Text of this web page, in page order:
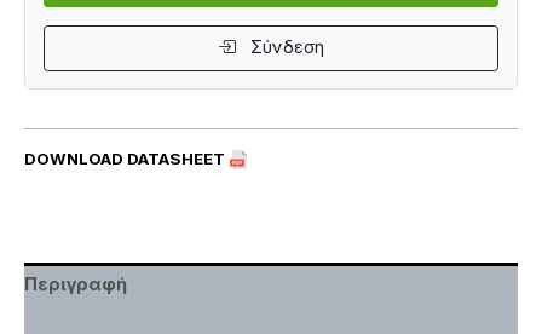
DOWNLOAD DATASHEET
Σύνδεση
Περιγραφή